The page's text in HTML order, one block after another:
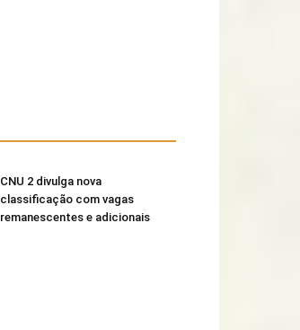
CNU 2 divulga nova
classificação com vagas
remanescentes e adicionais